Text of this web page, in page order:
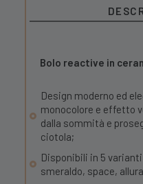
Bolo reactive in
Design moderno ed
monocolore e effetto
dalla sommità e
ciotola;
Disponibili in 5
smeraldo, space,